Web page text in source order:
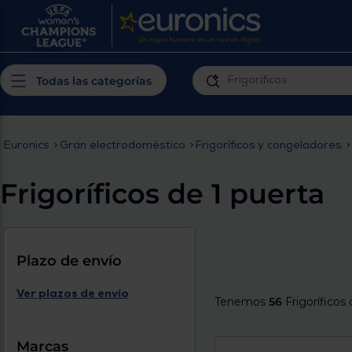
Personaliza tu
ti y con mejor plazo de entrega
Todas las categorías
Euronics > Gran electrodoméstico > Frigoríficos y congeladores >
Frigoríficos de 1 puerta
Plazo de envío
Ver plazos de envío
Marcas
Tenemos 56 Frigoríficos